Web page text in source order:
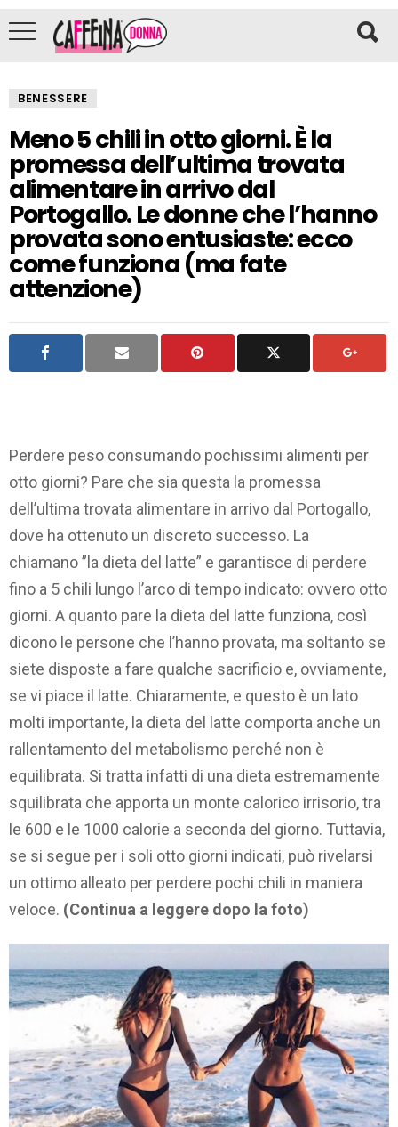
BENESSERE
Meno 5 chili in otto giorni. È la
promessa dell’ultima trovata
alimentare in arrivo dal
Portogallo. Le donne che l’hanno
provata sono entusiaste: ecco
come funziona (ma fate
attenzione)
Perdere peso consumando pochissimi alimenti per
otto giorni? Pare che sia questa la promessa
dell’ultima trovata alimentare in arrivo dal Portogallo,
dove ha ottenuto un discreto successo. La
chiamano ”la dieta del latte” e garantisce di perdere
fino a 5 chili lungo l’arco di tempo indicato: ovvero otto
giorni. A quanto pare la dieta del latte funziona, così
dicono le persone che l’hanno provata, ma soltanto se
siete disposte a fare qualche sacrificio e, ovviamente,
se vi piace il latte. Chiaramente, e questo è un lato
molti importante, la dieta del latte comporta anche un
rallentamento del metabolismo perché non è
equilibrata. Si tratta infatti di una dieta estremamente
squilibrata che apporta un monte calorico irrisorio, tra
le 600 e le 1000 calorie a seconda del giorno. Tuttavia,
se si segue per i soli otto giorni indicati, può rivelarsi
un ottimo alleato per perdere pochi chili in maniera
veloce. (Continua a leggere dopo la foto)